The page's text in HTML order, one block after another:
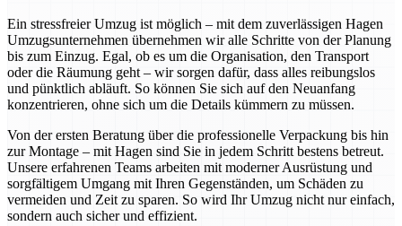
Ein stressfreier Umzug ist möglich – mit dem zuverlässigen Hagen
Umzugsunternehmen übernehmen wir alle Schritte von der Planung
bis zum Einzug. Egal, ob es um die Organisation, den Transport
oder die Räumung geht – wir sorgen dafür, dass alles reibungslos
und pünktlich abläuft. So können Sie sich auf den Neuanfang
konzentrieren, ohne sich um die Details kümmern zu müssen.
Von der ersten Beratung über die professionelle Verpackung bis hin
zur Montage – mit Hagen sind Sie in jedem Schritt bestens betreut.
Unsere erfahrenen Teams arbeiten mit moderner Ausrüstung und
sorgfältigem Umgang mit Ihren Gegenständen, um Schäden zu
vermeiden und Zeit zu sparen. So wird Ihr Umzug nicht nur einfach,
sondern auch sicher und effizient.